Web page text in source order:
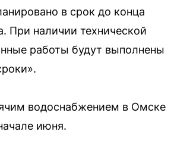
в срок до конца
При наличии технической
работы будут выполнены
водоснабжением в Омске
июня.